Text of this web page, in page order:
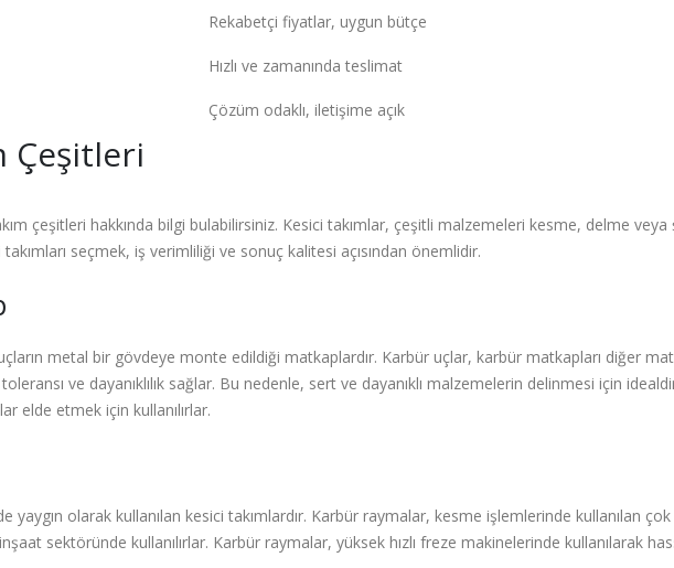
Rekabetçi fiyatlar, uygun bütçe
Hızlı ve zamanında teslimat
Çözüm odaklı, iletişime açık
Çeşitleri
çeşitleri hakkında bilgi bulabilirsiniz. Kesici takımlar, çeşitli malzemeleri kesme, delme
takımları seçmek, iş verimliliği ve sonuç kalitesi açısından önemlidir.
metal bir gövdeye monte edildiği matkaplardır. Karbür uçlar, karbür matkapları diğer
ve dayanıklılık sağlar. Bu nedenle, sert ve dayanıklı malzemelerin delinmesi için
elde etmek için kullanılırlar.
yaygın olarak kullanılan kesici takımlardır. Karbür raymalar, kesme işlemlerinde kullanılan
sektöründe kullanılırlar. Karbür raymalar, yüksek hızlı freze makinelerinde kullanılarak